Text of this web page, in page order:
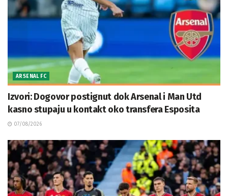
ARSENAL FC
Izvori: Dogovor postignut dok Arsenal i Man Utd
kasno stupaju u kontakt oko transfera Esposita
07/08/2026